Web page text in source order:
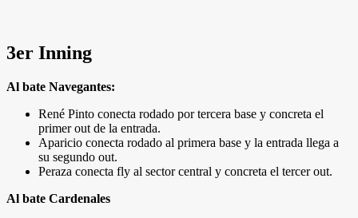
3er Inning
Al bate Navegantes:
René Pinto conecta rodado por tercera base y concreta el
primer out de la entrada.
Aparicio conecta rodado al primera base y la entrada llega a
su segundo out.
Peraza conecta fly al sector central y concreta el tercer out.
Al bate Cardenales